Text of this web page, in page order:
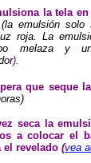
la tela
(la emulsión solo
roja. La
melaza y
).
que seque
seca la
a colocar el
el revelado (vea